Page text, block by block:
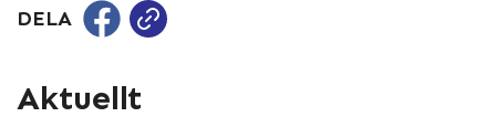
DELA
Aktuellt